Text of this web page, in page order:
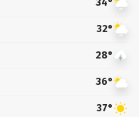
34°
32°
28°
36°
37°